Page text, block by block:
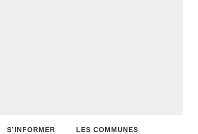
S’INFORMER
LES COMMUNES